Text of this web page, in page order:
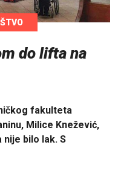
do lifta na
fakulteta
Milice Knežević,
bilo lak. S